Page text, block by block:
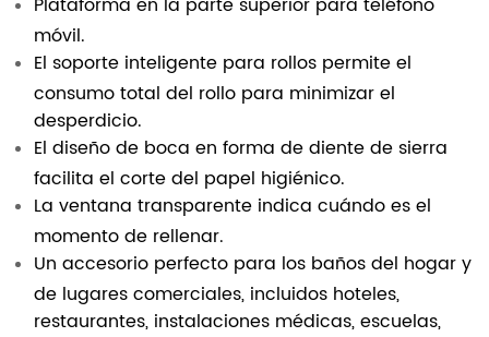
Plataforma en la parte superior para teléfono
móvil.
El soporte inteligente para rollos permite el
consumo total del rollo para minimizar el
desperdicio.
El diseño de boca en forma de diente de sierra
facilita el corte del papel higiénico.
La ventana transparente indica cuándo es el
momento de rellenar.
Un accesorio perfecto para los baños del hogar y
de lugares comerciales, incluidos hoteles,
restaurantes, instalaciones médicas, escuelas,